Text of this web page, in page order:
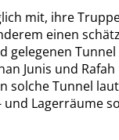
mit, ihre
einen
gelegenen
Junis und
solche Tunnel
Lagerräume